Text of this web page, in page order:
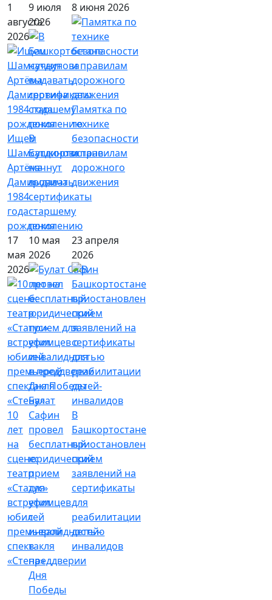
1
августа
2026
Ищем
Шамсутдинова
Артёма
Дамировича
1984
года
рождения
9 июля
2026
В
Башкортостане
начнут
выдавать
сертификаты
старшему
поколению
8 июня 2026
Памятка по
технике
безопасности
и правилам
дорожного
движения
17
мая
2026
10
лет
на
сцене:
театр
«Статус»
встретил
юбилей
премьерой
спектакля
«Стена»
10 мая
2026
Булат
Сафин
провел
бесплатный
юридический
прием
для
уфимцев
с
инвалидностью
в
преддверии
Дня
Победы
23 апреля
2026
В
Башкортостане
приостановлен
прием
заявлений на
сертификаты
для
реабилитации
детей-
инвалидов